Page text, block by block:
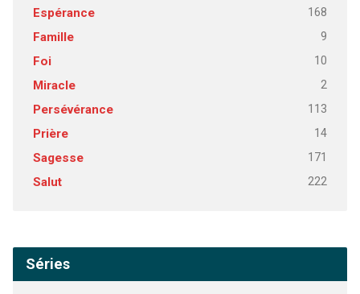
Espérance 168
Famille 9
Foi 10
Miracle 2
Persévérance 113
Prière 14
Sagesse 171
Salut 222
Séries